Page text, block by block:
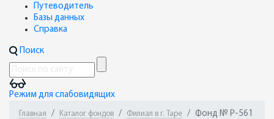
Путеводитель
Базы данных
Справка
Поиск
Режим для слабовидящих
Главная Каталог фондов Филиал в г. Таре Фонд № Р-561